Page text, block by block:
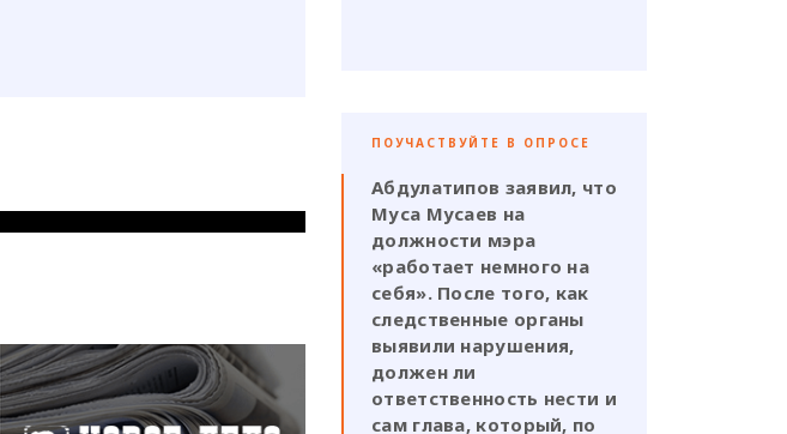
ПОУЧАСТВУЙТЕ В ОПРОСЕ
Абдулатипов заявил, что
Муса Мусаев на
должности мэра
«работает немного на
себя». После того, как
следственные органы
выявили нарушения,
должен ли
ответственность нести и
сам глава, который, по